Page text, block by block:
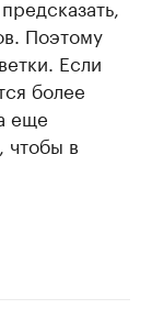
Поэтому
Если
более
еще
чтобы в